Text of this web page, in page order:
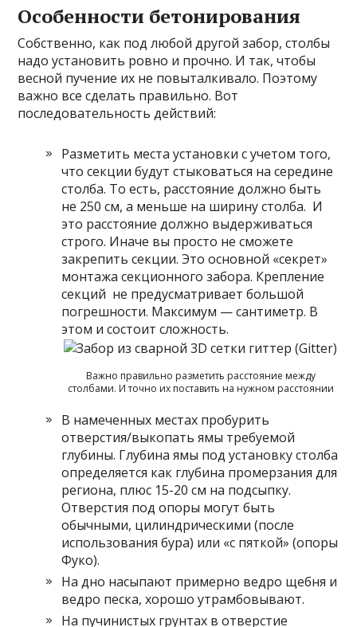
Особенности бетонирования
Собственно, как под любой другой забор, столбы
надо установить ровно и прочно. И так, чтобы
весной пучение их не повыталкивало. Поэтому
важно все сделать правильно. Вот
последовательность действий:
Разметить места установки с учетом того,
что секции будут стыковаться на середине
столба. То есть, расстояние должно быть
не 250 см, а меньше на ширину столба. И
это расстояние должно выдерживаться
строго. Иначе вы просто не сможете
закрепить секции. Это основной «секрет»
монтажа секционного забора. Крепление
секций не предусматривает большой
погрешности. Максимум — сантиметр. В
этом и состоит сложность.
Важно правильно разметить расстояние между
столбами. И точно их поставить на нужном расстоянии
В намеченных местах пробурить
отверстия/выкопать ямы требуемой
глубины. Глубина ямы под установку столба
определяется как глубина промерзания для
региона, плюс 15-20 см на подсыпку.
Отверстия под опоры могут быть
обычными, цилиндрическими (после
использования бура) или «с пяткой» (опоры
Фуко).
На дно насыпают примерно ведро щебня и
ведро песка, хорошо утрамбовывают.
На пучинистых грунтах в отверстие